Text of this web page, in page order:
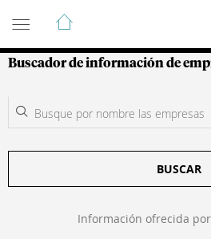
Guía de Empresas
Buscador de información de
BUSCAR
Información ofrecida